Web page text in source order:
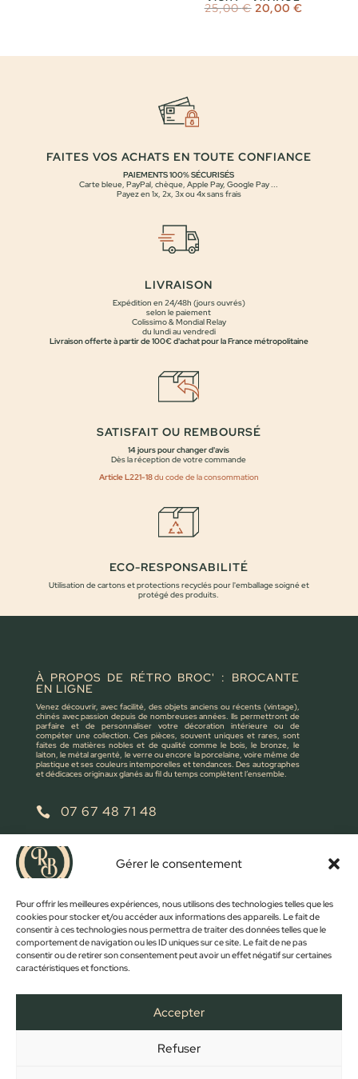
Gérer le consentement
Pour offrir les meilleures expériences, nous utilisons des technologies telles que les
cookies pour stocker et/ou accéder aux informations des appareils. Le fait de
consentir à ces technologies nous permettra de traiter des données telles que le
comportement de navigation ou les ID uniques sur ce site. Le fait de ne pas
consentir ou de retirer son consentement peut avoir un effet négatif sur certaines
caractéristiques et fonctions.
Accepter
Refuser
25,00€ Le
prix
20,00 €Le
FAITES VOS ACHATS EN TOUTE CONFIANCE
PAIEMENTS 100% SÉCURISÉS
Carte bleue, PayPal, chèque, Apple Pay, Google Pay ...
Payez en 1x, 2x, 3x ou 4x sans frais
LIVRAISON
Expédition en 24/48h (jours ouvrés)
selon le paiement
Colissimo & Mondial Relay
du lundi au vendredi
Livraison offerte à partir de 100€ d'achat pour la France métropolitaine
SATISFAIT OU REMBOURSÉ
14 jours pour changer d'avis
Dès la réception de votre commande
Article L221-18du code de la consommation
ECO-RESPONSABILITÉ
Utilisation de cartons et protections recyclés pour l'emballage soigné et
protégé des produits.
À PROPOS DE RÉTRO BROC' : BROCANTE
EN LIGNE
Venez découvrir, avec facilité, des objets anciens ou récents (vintage),
chinés avec passion depuis de nombreuses années. Ils permettront de
parfaire et de personnaliser votre décoration intérieure ou de
compéter une collection. Ces pièces, souvent uniques et rares, sont
faites de matières nobles et de qualité comme le bois, le bronze, le
laiton, le métal argenté, le verre ou encore la porcelaine, voire même de
plastique et ses couleurs intemporelles et tendances. Des autographes
et dédicaces originaux glanés au fil du temps complètent l’ensemble.
 07 67 48 71 48
 retrobroc85@gmail.com
BOUTIQUE